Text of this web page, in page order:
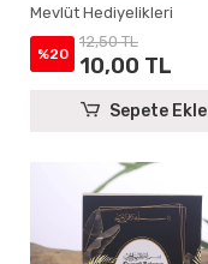
Mevlüt Hediyelikleri
%20
12,50 TL
10,00 TL
Sepete Ekle